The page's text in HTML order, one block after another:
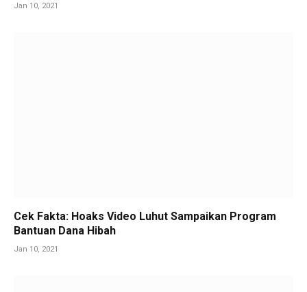
Jan 10, 2021
Cek Fakta: Hoaks Video Luhut Sampaikan Program
Bantuan Dana Hibah
Jan 10, 2021